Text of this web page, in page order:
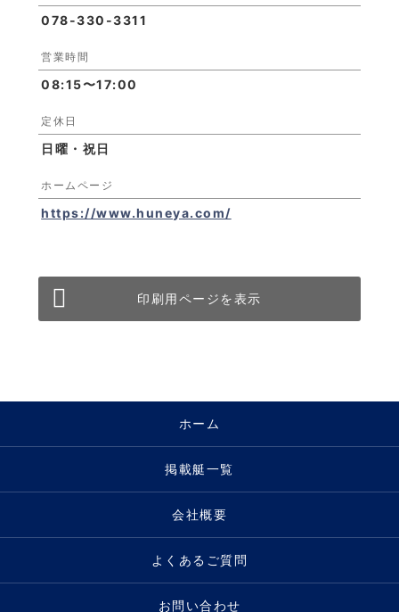
078-330-3311
営業時間
08:15〜17:00
定休日
日曜・祝日
ホームページ
https://www.huneya.com/
印刷用ページを表示
ホーム
掲載艇一覧
会社概要
よくあるご質問
お問い合わせ